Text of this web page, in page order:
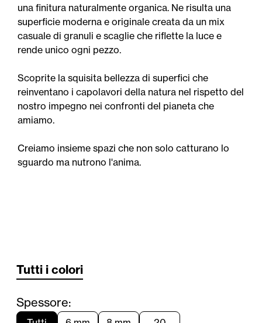
una finitura naturalmente organica. Ne risulta una
superficie moderna e originale creata da un mix
casuale di granuli e scaglie che riflette la luce e
rende unico ogni pezzo.
Scoprite la squisita bellezza di superfici che
reinventano i capolavori della natura nel rispetto del
nostro impegno nei confronti del pianeta che
amiamo.
Creiamo insieme spazi che non solo catturano lo
sguardo ma nutrono l'anima.
Tutti i colori
Spessore: